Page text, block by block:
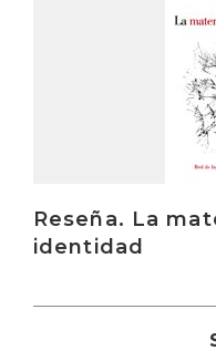
Reseña. La
identidad